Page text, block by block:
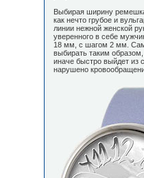
Выбирая ширину
как нечто грубое и
линии нежной женской
уверенного в себе
18 мм, с шагом 2 мм.
выбирать таким
иначе быстро выйдет из
нарушено